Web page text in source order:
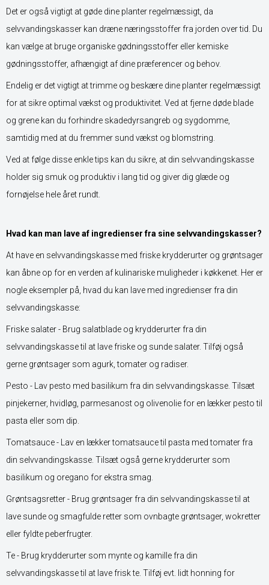
Det er også vigtigt at gøde dine planter regelmæssigt, da
selvvandingskasser kan dræne næringsstoffer fra jorden over tid. Du
kan vælge at bruge organiske gødningsstoffer eller kemiske
gødningsstoffer, afhængigt af dine præferencer og behov.
Endelig er det vigtigt at trimme og beskære dine planter regelmæssigt
for at sikre optimal vækst og produktivitet. Ved at fjerne døde blade
og grene kan du forhindre skadedyrsangreb og sygdomme,
samtidig med at du fremmer sund vækst og blomstring.
Ved at følge disse enkle tips kan du sikre, at din selvvandingskasse
holder sig smuk og produktiv i lang tid og giver dig glæde og
fornøjelse hele året rundt.
Hvad kan man lave af ingredienser fra sine selvvandingskasser?
At have en selvvandingskasse med friske krydderurter og grøntsager
kan åbne op for en verden af kulinariske muligheder i køkkenet. Her er
nogle eksempler på, hvad du kan lave med ingredienser fra din
selvvandingskasse:
Friske salater - Brug salatblade og krydderurter fra din
selvvandingskasse til at lave friske og sunde salater. Tilføj også
gerne grøntsager som agurk, tomater og radiser.
Pesto - Lav pesto med basilikum fra din selvvandingskasse. Tilsæt
pinjekerner, hvidløg, parmesanost og olivenolie for en lækker pesto til
pasta eller som dip.
Tomatsauce - Lav en lækker tomatsauce til pasta med tomater fra
din selvvandingskasse. Tilsæt også gerne krydderurter som
basilikum og oregano for ekstra smag.
Grøntsagsretter - Brug grøntsager fra din selvvandingskasse til at
lave sunde og smagfulde retter som ovnbagte grøntsager, wokretter
eller fyldte peberfrugter.
Te - Brug krydderurter som mynte og kamille fra din
selvvandingskasse til at lave frisk te. Tilføj evt. lidt honning for